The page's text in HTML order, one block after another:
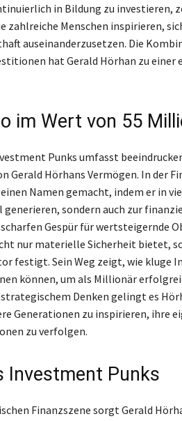
in Bildung zu investieren,
zahlreiche Menschen inspirieren,
auseinanderzusetzen. Die
hat Gerald Hörhan zu einer
im Wert von 55
Punks umfasst
Gerald Hörhans Vermögen. In der
Namen gemacht, indem er in
sondern auch zur
Gespür für wertsteigernde
nur materielle Sicherheit bietet,
festigt. Sein Weg zeigt, wie kluge
können, um als Millionär
Denken gelingt es
Generationen zu inspirieren, ihre
zu verfolgen.
Investment Punks
Finanzszene sorgt Gerald